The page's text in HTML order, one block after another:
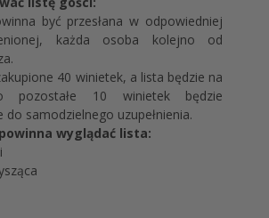
być przesłana w odpowiedniej
każda osoba kolejno od
40 winietek, a lista będzie na
10 winietek będzie
samodzielnego uzupełnienia.
wyglądać lista: